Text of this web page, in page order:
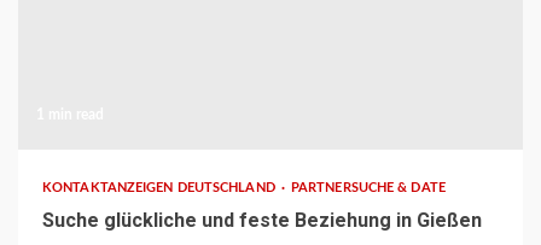
KONTAKTANZEIGEN DEUTSCHLAND PARTNERSUCHE & DATE
Suche glückliche und feste Beziehung in Gießen